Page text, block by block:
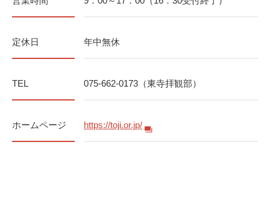
定休日 年中無休
TEL 075-662-0173（東寺拝観部）
ホームページ https://toji.or.jp/